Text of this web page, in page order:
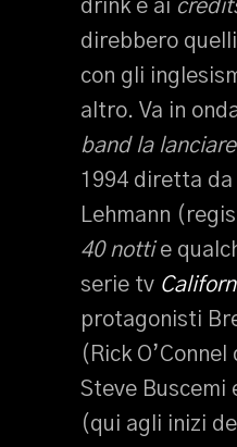
drink e ai
direbbero
con gli
altro. Va in
band la lanciare
1994 diretta da
Lehmann
40 nottie
serie tv
protagonisti
(Rick
Steve Buscemi
(qui agli inizi